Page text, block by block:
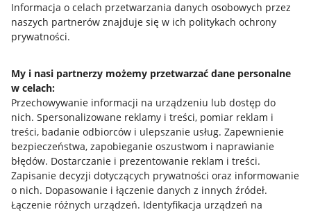
Informacja o celach przetwarzania danych osobowych przez
naszych partnerów znajduje się w ich politykach ochrony
prywatności.
My i nasi partnerzy możemy przetwarzać dane personalne
w celach:
Przechowywanie informacji na urządzeniu lub dostęp do
nich. Spersonalizowane reklamy i treści, pomiar reklam i
treści, badanie odbiorców i ulepszanie usług. Zapewnienie
bezpieczeństwa, zapobieganie oszustwom i naprawianie
błędów. Dostarczanie i prezentowanie reklam i treści.
Zapisanie decyzji dotyczących prywatności oraz informowanie
o nich. Dopasowanie i łączenie danych z innych źródeł.
Łączenie różnych urządzeń. Identyfikacja urządzeń na
Jak to działa
Napisz do nas
Allegro Gadane dla kupujących
Mapa miejscowości
Informacje prawne
Regulamin
Polityka plików "cookies"